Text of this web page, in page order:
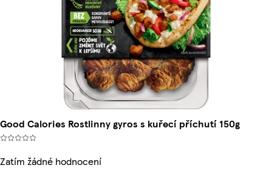
Good Calories Rostlinny gyros s kuřecí příchutí 150g
Zatím žádné hodnocení